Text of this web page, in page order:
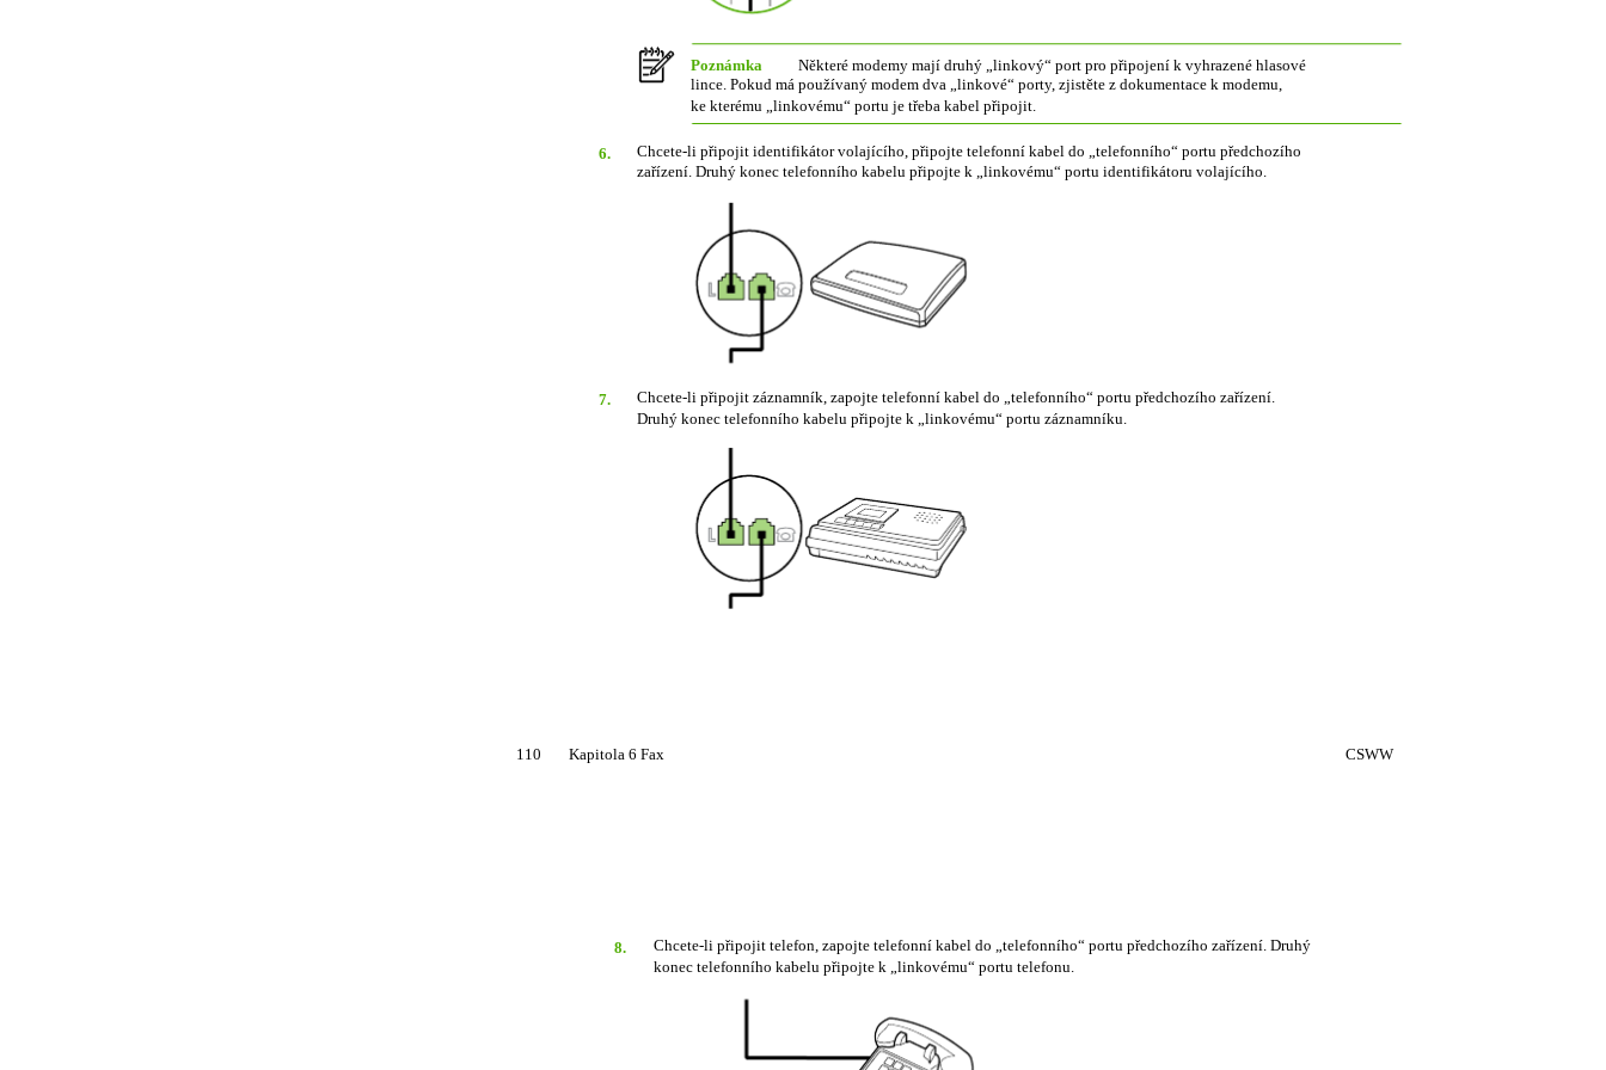
Poznámka
Některé modemy mají druhý „linkový“ port pro připojení k vyhrazené hlasové
lince. Pokud má používaný modem dva „linkové“ porty, zjistěte z dokumentace k modemu,
ke kterému „linkovému“ portu je třeba kabel připojit.
6.
Chcete-li připojit identifikátor volajícího, připojte telefonní kabel do „telefonního“ portu předchozího
zařízení. Druhý konec telefonního kabelu připojte k „linkovému“ portu identifikátoru volajícího.
7.
Chcete-li připojit záznamník, zapojte telefonní kabel do „telefonního“ portu předchozího zařízení.
Druhý konec telefonního kabelu připojte k „linkovému“ portu záznamníku.
110 Kapitola 6 Fax CSWW
8.
Chcete-li připojit telefon, zapojte telefonní kabel do „telefonního“ portu předchozího zařízení. Druhý
konec telefonního kabelu připojte k „linkovému“ portu telefonu.